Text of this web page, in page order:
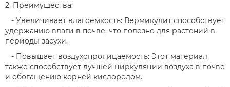
2. Преимущества:
- Увеличивает влагоемкость: Вермикулит способствует
удержанию влаги в почве, что полезно для растений в
периоды засухи.
- Повышает воздухопроницаемость: Этот материал
также способствует лучшей циркуляции воздуха в почве
и обогащению корней кислородом.